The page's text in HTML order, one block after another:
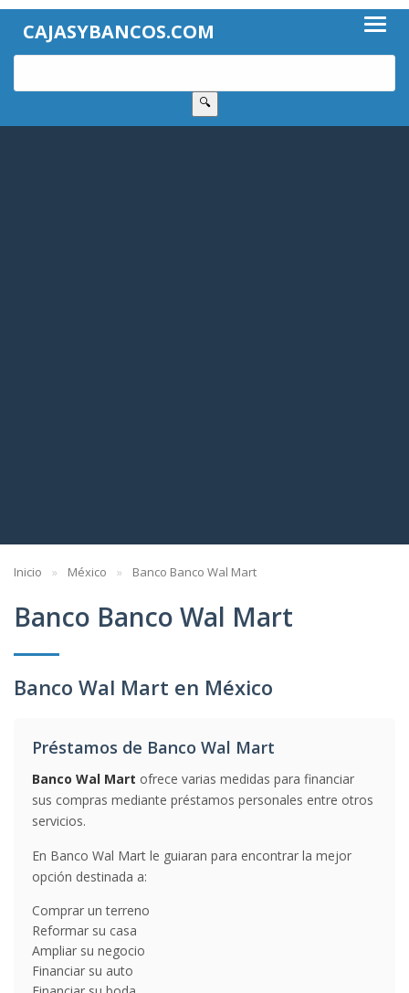
CAJASYBANCOS.COM
🔍
Inicio México Banco Banco Wal Mart
Banco Banco Wal Mart
Banco Wal Mart en México
Préstamos de Banco Wal Mart
Banco Wal Mart ofrece varias medidas para financiar
sus compras mediante préstamos personales entre otros
servicios.
En Banco Wal Mart le guiaran para encontrar la mejor
opción destinada a:
Comprar un terreno
Reformar su casa
Ampliar su negocio
Financiar su auto